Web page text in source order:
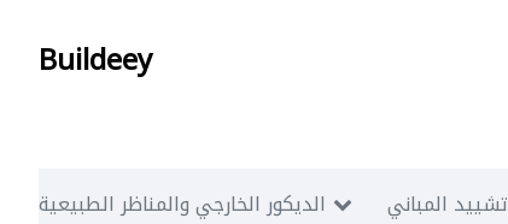
Buildeey
الديكور الخارجي والمناظر الطبيعية تشييد المباني